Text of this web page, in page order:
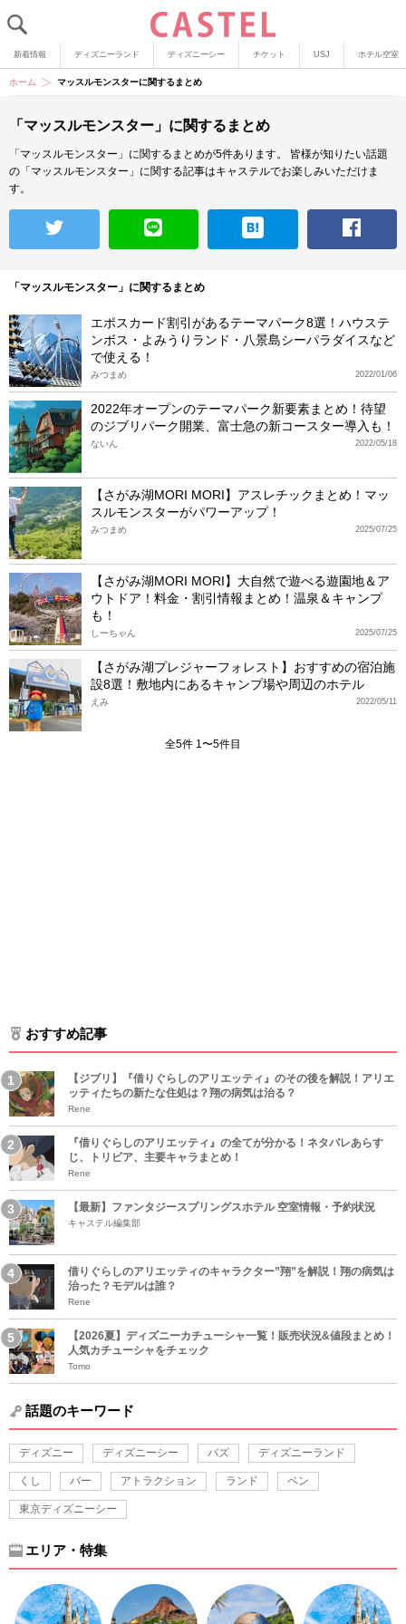
新着情報 ディズニーランド ディズニーシー チケット USJ ホテル空室
ホーム マッスルモンスターに関するまとめ
「マッスルモンスター」に関するまとめ
「マッスルモンスター」に関するまとめが5件あります。
皆様が知りたい話題
の「マッスルモンスター」に関する記事はキャステルでお楽しみいただけま
す。
「マッスルモンスター」に関するまとめ
エポスカード割引があるテーマパーク8選！ハウステ
ンボス・よみうりランド・八景島シーパラダイスなど
で使える！
2022/01/06
みつまめ
2022年オープンのテーマパーク新要素まとめ！待望
のジブリパーク開業、富士急の新コースター導入も！
2022/05/18
ないん
【さがみ湖MORI MORI】アスレチックまとめ！マッ
スルモンスターがパワーアップ！
2025/07/25
みつまめ
【さがみ湖MORI MORI】大自然で遊べる遊園地＆ア
ウトドア！料金・割引情報まとめ！温泉＆キャンプ
も！
2025/07/25
しーちゃん
【さがみ湖プレジャーフォレスト】おすすめの宿泊施
設8選！敷地内にあるキャンプ場や周辺のホテル
2022/05/11
えみ
全5件 1〜5件目
おすすめ記事
【ジブリ】『借りぐらしのアリエッティ』のその後を解説！アリエ
ッティたちの新たな住処は？翔の病気は治る？
Rene
『借りぐらしのアリエッティ』の全てが分かる！ネタバレあらす
じ、トリビア、主要キャラまとめ！
Rene
【最新】ファンタジースプリングスホテル 空室情報・予約状況
キャステル編集部
借りぐらしのアリエッティのキャラクター”翔”を解説！翔の病気は
治った？モデルは誰？
Rene
【2026夏】ディズニーカチューシャ一覧！販売状況&値段まとめ！
人気カチューシャをチェック
Tomo
話題のキーワード
ディズニー ディズニーシー バズ ディズニーランド
くし バー アトラクション ランド ペン
東京ディズニーシー
エリア・特集